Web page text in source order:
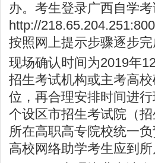
办。考生登录广西自学
http://
按照网上提示步骤逐步完
现场确认时间为2019年
招生考试机构或主考高
位，再合理安排时间进
个设区市招生考试院（
所在高职高专院校统一
高校网络助学考生应到所